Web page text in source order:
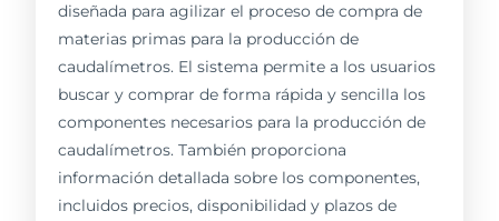
diseñada para agilizar el proceso de compra de
materias primas para la producción de
caudalímetros. El sistema permite a los usuarios
buscar y comprar de forma rápida y sencilla los
componentes necesarios para la producción de
caudalímetros. También proporciona
información detallada sobre los componentes,
incluidos precios, disponibilidad y plazos de